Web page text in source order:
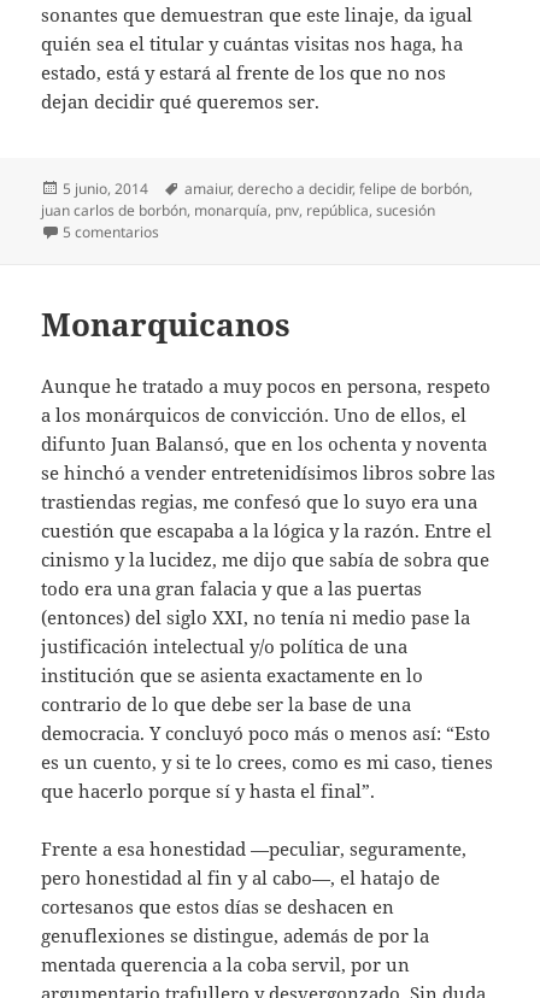
sonantes que demuestran que este linaje, da igual
quién sea el titular y cuántas visitas nos haga, ha
estado, está y estará al frente de los que no nos
dejan decidir qué queremos ser.
Publicado
el
5 junio, 2014 Etiquetas
amaiur,derecho a decidir,felipe de borbón,
juan carlos de borbón, monarquía, pnv, república,sucesión
5 comentarios
Monarquicanos
Aunque he tratado a muy pocos en persona, respeto
a los monárquicos de convicción. Uno de ellos, el
difunto Juan Balansó, que en los ochenta y noventa
se hinchó a vender entretenidísimos libros sobre las
trastiendas regias, me confesó que lo suyo era una
cuestión que escapaba a la lógica y la razón. Entre el
cinismo y la lucidez, me dijo que sabía de sobra que
todo era una gran falacia y que a las puertas
(entonces) del siglo XXI, no tenía ni medio pase la
justificación intelectual y/o política de una
institución que se asienta exactamente en lo
contrario de lo que debe ser la base de una
democracia. Y concluyó poco más o menos así: “Esto
es un cuento, y si te lo crees, como es mi caso, tienes
que hacerlo porque sí y hasta el final”.
Frente a esa honestidad —peculiar, seguramente,
pero honestidad al fin y al cabo—, el hatajo de
cortesanos que estos días se deshacen en
genuflexiones se distingue, además de por la
mentada querencia a la coba servil, por un
argumentario trafullero y desvergonzado. Sin duda,